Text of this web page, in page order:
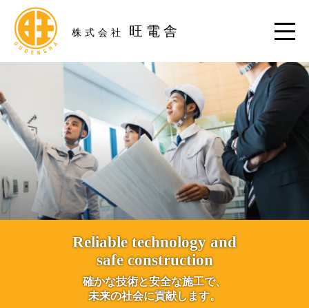
株式会社 旺電舎
Reliable technology and
safe construction
確かな技術と安全な施工で、
未来の社会に貢献します。